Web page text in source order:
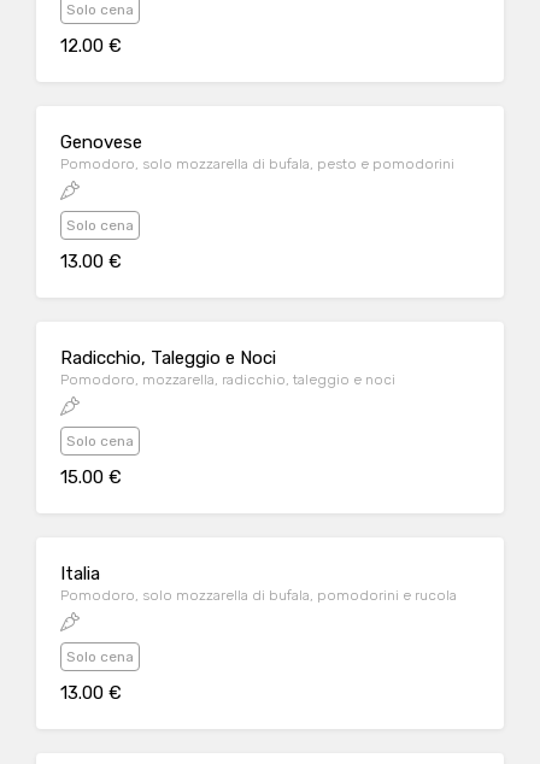
Solo cena
12.00 €
Genovese
Pomodoro, solo mozzarella di bufala, pesto e pomodorini
Solo cena
13.00 €
Radicchio, Taleggio e Noci
Pomodoro, mozzarella, radicchio, taleggio e noci
Solo cena
15.00 €
Italia
Pomodoro, solo mozzarella di bufala, pomodorini e rucola
Solo cena
13.00 €